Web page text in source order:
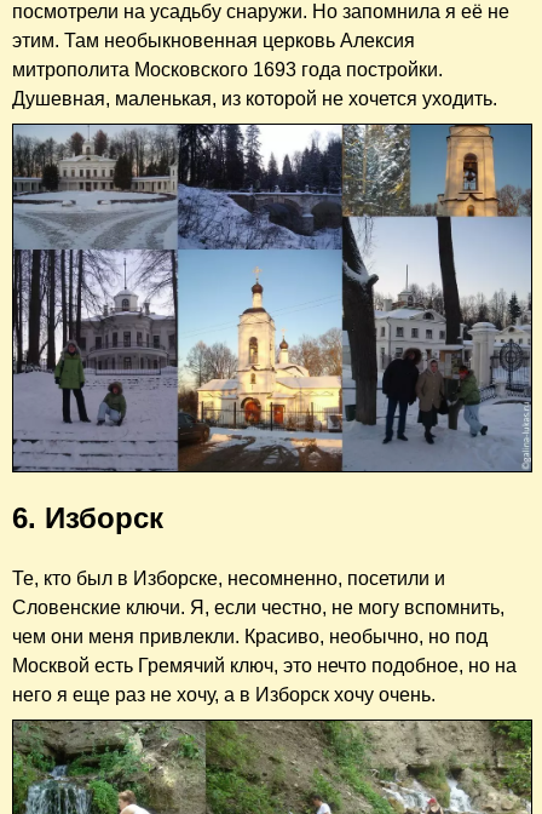
посмотрели на усадьбу снаружи. Но запомнила я её не
этим. Там необыкновенная церковь Алексия
митрополита Московского 1693 года постройки.
Душевная, маленькая, из которой не хочется уходить.
6. Изборск
Те, кто был в Изборске, несомненно, посетили и
Словенские ключи. Я, если честно, не могу вспомнить,
чем они меня привлекли. Красиво, необычно, но под
Москвой есть Гремячий ключ, это нечто подобное, но на
него я еще раз не хочу, а в Изборск хочу очень.